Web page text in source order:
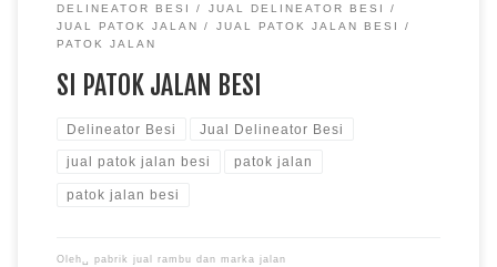
DELINEATOR BESI
JUAL DELINEATOR BESI
JUAL PATOK JALAN
JUAL PATOK JALAN BESI
PATOK JALAN
SI PATOK JALAN BESI
Delineator Besi Jual Delineator Besi
jual patok jalan besi patok jalan
patok jalan besi
Oleh␣ pabrik jual rambu dan marka jalan